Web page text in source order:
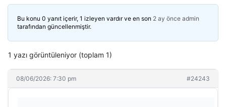
Bu konu 0 yanıt içerir, 1 izleyen vardır ve en son 2 ay önce admin
tarafından güncellenmiştir.
1 yazı görüntüleniyor (toplam 1)
08/06/2026: 7:30 pm #24243